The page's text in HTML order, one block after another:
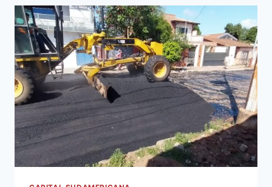
Y
REVITALIZA
EL
BARRIO
OBRERO,
EN
EL
MARCO
DE
LOS
PREPARATIVOS
LA
DE